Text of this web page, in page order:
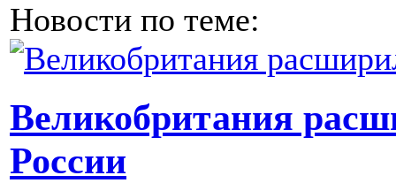
Новости по теме:
Великобритания
России